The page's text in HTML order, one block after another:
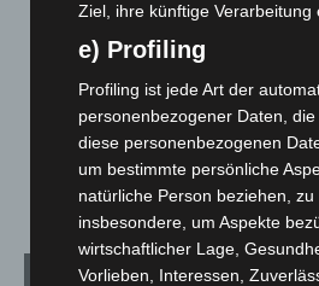
Hannover Klassik Open Air 2026:
Maschpark
Schwarz Digits und Zscaler starten
Sicherheitsplattform für Europa
2. August 2026
Kategorien
Ziel, ihre künftige Verarbeitung
e) Profiling
Profiling ist jede Art der
personenbezogener Daten,
diese personenbezogenen
um bestimmte persönliche
natürliche Person beziehen, zu
insbesondere, um Aspekte
wirtschaftlicher Lage,
Vorlieben, Interessen,